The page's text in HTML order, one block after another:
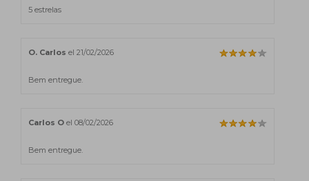
5 estrelas
O. Carlos el 21/02/2026
Bem entregue.
Carlos O el 08/02/2026
Bem entregue.